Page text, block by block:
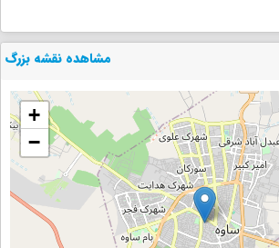
مشاهده نقشه بزرگ
+
−